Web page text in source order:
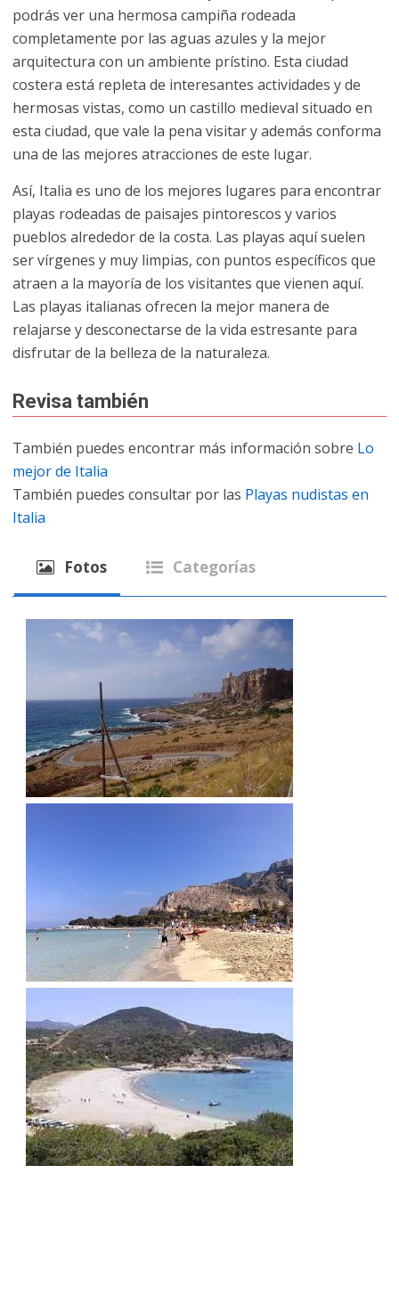
podrás ver una hermosa campiña rodeada
completamente por las aguas azules y la mejor
arquitectura con un ambiente prístino. Esta ciudad
costera está repleta de interesantes actividades y de
hermosas vistas, como un castillo medieval situado en
esta ciudad, que vale la pena visitar y además conforma
una de las mejores atracciones de este lugar.
Así, Italia es uno de los mejores lugares para encontrar
playas rodeadas de paisajes pintorescos y varios
pueblos alrededor de la costa. Las playas aquí suelen
ser vírgenes y muy limpias, con puntos específicos que
atraen a la mayoría de los visitantes que vienen aquí.
Las playas italianas ofrecen la mejor manera de
relajarse y desconectarse de la vida estresante para
disfrutar de la belleza de la naturaleza.
Revisa también
También puedes encontrar más información sobre Lo
mejor de Italia
También puedes consultar por las Playas nudistas en
Italia
Fotos Categorías